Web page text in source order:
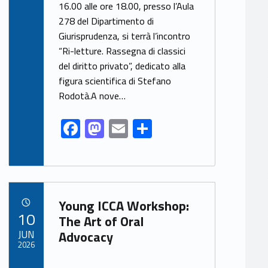
e
b
o
o
k
to
d
o
n
ai
l
ar
e
16.00 alle ore 18.00, presso l’Aula
278 del Dipartimento di
Giurisprudenza, si terrà l’incontro
“Ri-letture. Rassegna di classici
del diritto privato”, dedicato alla
figura scientifica di Stefano
Rodotà.A nove…
F
ac
e
b
o
o
k
M
as
to
d
o
n
E
m
ai
l
ar
e
Link identifier archive #link-archive-54011
Young ICCA Workshop:
The Art of Oral
Advocacy
10
JUN
2026